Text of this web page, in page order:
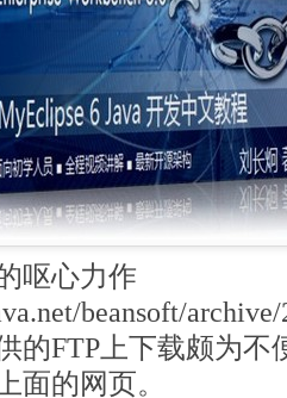
呕心力作
beansoft/
的FTP上下载颇为不
面的网页。